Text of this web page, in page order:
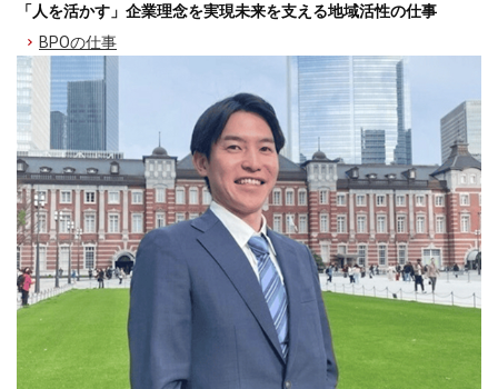
「人を活かす」企業理念を実現未来を支える地域活性の仕事
BPOの仕事